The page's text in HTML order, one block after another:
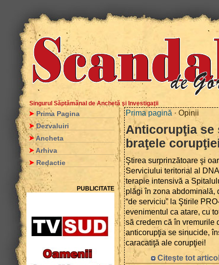
Singurul Săptămânal de Anchetă şi Investigaţii
Prima Pagina
Dezvaluiri
Ancheta
Arhiva
Redactie
PUBLICITATE
Prima pagină · Opinii
Anticorupţia se
braţele
Ştirea surprinzătoare şi
Serviciului teritorial al
terapie intensivă a
plăgi în zona abdominală,
“de serviciu” la Ştirile
evenimentul ca atare, cu
să credem că în vremurile
anticorupţia se sinucide,
caracatiţă ale corupţiei!
Citeşte tot